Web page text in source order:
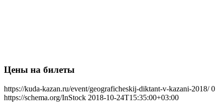
Цены на билеты
https://kuda-kazan.ru/event/geograficheskij-diktant-v-kazani-2018/ 0
https://schema.org/InStock 2018-10-24T15:35:00+03:00